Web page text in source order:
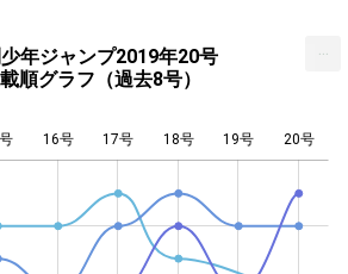
年ジャンプ2019年20号
順グラフ（過去8号）
16号 17号 18号 19号 20号